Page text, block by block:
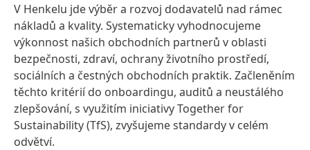
V Henkelu jde výběr a rozvoj dodavatelů nad rámec
nákladů a kvality. Systematicky vyhodnocujeme
výkonnost našich obchodních partnerů v oblasti
bezpečnosti, zdraví, ochrany životního prostředí,
sociálních a čestných obchodních praktik. Začleněním
těchto kritérií do onboardingu, auditů a neustálého
zlepšování, s využitím iniciativy Together for
Sustainability(TfS), zvyšujeme standardy v celém
odvětví.